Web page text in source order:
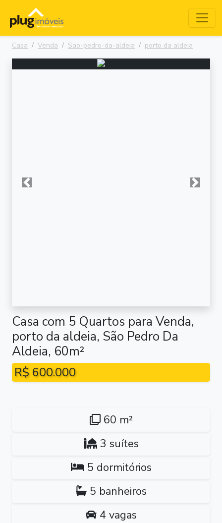
Casa Venda Sao-pedro-da-aldeia porto da aldeia
Anterior Próxima
Casa com 5 Quartos para Venda,
porto da aldeia, São Pedro Da
Aldeia, 60m²
R$ 600.000
60 m²
3 suítes
5 dormitórios
5 banheiros
4 vagas